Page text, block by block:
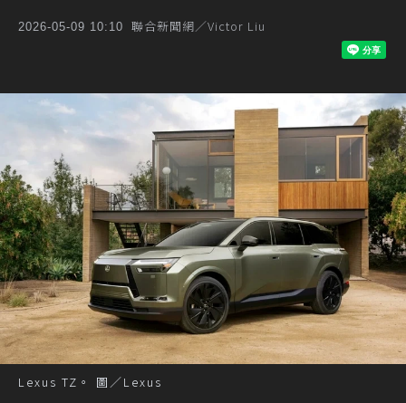
2026-05-09 10:10 聯合新聞網／Victor Liu
Lexus TZ。 圖／Lexus